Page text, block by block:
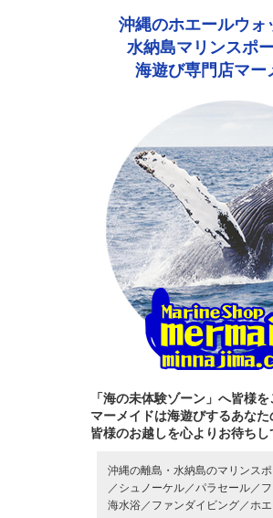
沖縄のホエールウォ
水納島マリンスポー
海遊び専門店マー
「海の未体験ゾーン」へ皆様を
マーメイドは海遊びするあなた
皆様のお越しを心よりお待ちし
沖縄の離島・水納島のマリンス
／ シュノーケル／ パラセール／
海水浴／ ファンダイビング／ ホ